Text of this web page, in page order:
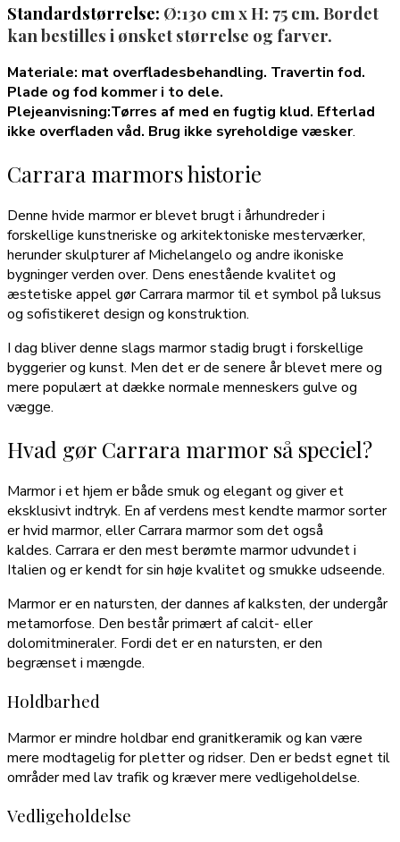
Standardstørrelse: Ø:130 cm x H: 75 cm. Bordet
kan bestilles i ønsket størrelse og farver.
Materiale: mat overfladesbehandling. Travertin fod.
Plade og fod kommer i to dele.
Plejeanvisning:Tørres af med en fugtig klud. Efterlad
ikke overfladen våd. Brug ikke syreholdige væsker.
Carrara marmors historie
Denne hvide marmor er blevet brugt i århundreder i
forskellige kunstneriske og arkitektoniske mesterværker,
herunder skulpturer af Michelangelo og andre ikoniske
bygninger verden over. Dens enestående kvalitet og
æstetiske appel gør Carrara marmor til et symbol på luksus
og sofistikeret design og konstruktion.
I dag bliver denne slags marmor stadig brugt i forskellige
byggerier og kunst. Men det er de senere år blevet mere og
mere populært at dække normale menneskers gulve og
vægge.
Hvad gør Carrara marmor så speciel?
Marmor i et hjem er både smuk og elegant og giver et
eksklusivt indtryk. En af verdens mest kendte marmor sorter
er hvid marmor, eller Carrara marmor som det også
kaldes. Carrara er den mest berømte marmor udvundet i
Italien og er kendt for sin høje kvalitet og smukke udseende.
Marmor er en natursten, der dannes af kalksten, der undergår
metamorfose. Den består primært af calcit- eller
dolomitmineraler. Fordi det er en natursten, er den
begrænset i mængde.
Holdbarhed
Marmor er mindre holdbar end granitkeramik og kan være
mere modtagelig for pletter og ridser. Den er bedst egnet til
områder med lav trafik og kræver mere vedligeholdelse.
Vedligeholdelse